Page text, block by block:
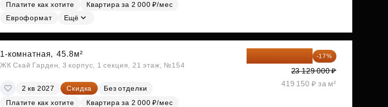
Платите как хотите
Квартира за 2 000 ₽/мес
Евроформат
Ещё
1-комнатная, 45.8м²
ЖК Скай Гарден, 3 корпус, 1 секция, 21 этаж, №154
2 кв 2027 Скидка
Без отделки
Платите как хотите
Квартира за 2 000 ₽/мес
-17%
23 129 000 ₽
419 150 ₽ за м²